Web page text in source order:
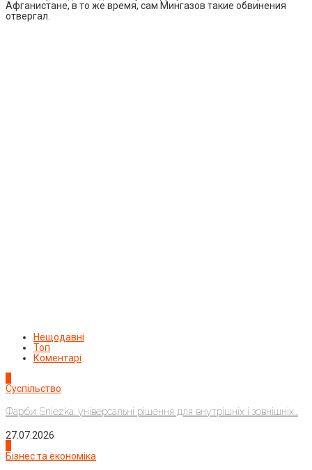
Афганистане, в то же время, сам Мингазов такие обвинения
отвергал.
Нещодавні
Топ
Коментарі
Суспільство
Фарби Sniezka: універсальні рішення для внутрішніх і зовнішніх...
27.07.2026
Бізнес та економіка